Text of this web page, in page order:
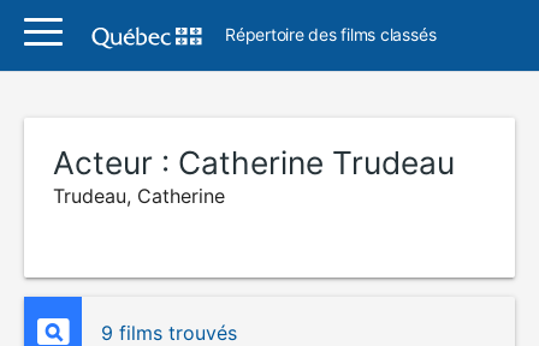
Répertoire des films classés
Acteur : Catherine Trudeau
Trudeau, Catherine
9 films trouvés